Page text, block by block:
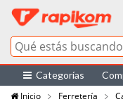
Categorías
Inicio
Ferretería